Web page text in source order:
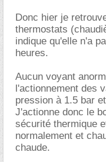
Donc hier je
thermostats
indique qu'elle n'a
heures.
Aucun voyant
l'actionnement des
pression à 1.5 bar
J'actionne donc le
sécurité thermique
normalement et
chaude.